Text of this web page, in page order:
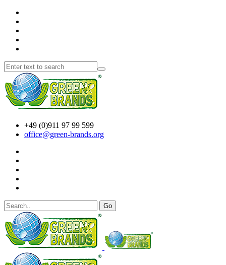
+49 (0)911 97 99 599
office@green-brands.org
Go